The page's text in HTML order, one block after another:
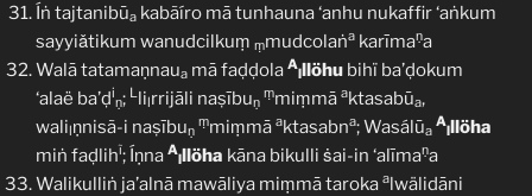
Íṅ tajtanibūa kabãíro mā tunhauna ‘anhu nukaffir ‘aṅkum
sayyiǎtikum wanudcilkuṃ ṃmudcolaṅa karīmaṇa
Walā tatamaṇnaua mā faḍḍola A
lllöhu bihï ba’ḍokum
‘alaë ba’ḍi
ṇ; Llilrrijāli naṣībuṇ
ṃmiṃmā aktasabūa,
walilṇnisã-i naṣībuṇ
ṃmiṃmā aktasabna; Wasálūa
A
lllöha
miṅ faḍlihĩ; Íṇna A
lllöha kāna bikulli ṡai-in ‘alīmaṇa
Walikulliṅ ja’alnā mawāliya miṃmā taroka alwälidāni